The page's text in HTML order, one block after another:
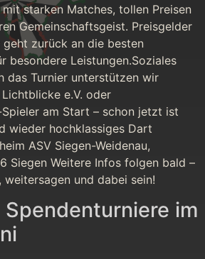
starken Matches, tollen Preisen
Gemeinschaftsgeist. Preisgelder
geht zurück an die besten
besondere Leistungen.Soziales
das Turnier unterstützen wir
e.V. oder
Spieler am Start – schon jetzt ist
wieder hochklassiges Dart
ASV Siegen-Weidenau,
Siegen Weitere Infos folgen bald –
weitersagen und dabei sein!
Spendenturniere im